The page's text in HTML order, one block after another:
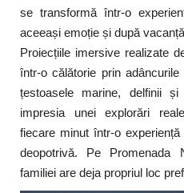
se transformă într-o
aceeași emoție și după
Proiecțiile imersive realizate
într-o călătorie prin
țestoasele marine, delfinii
impresia unei explorări
fiecare minut într-o
deopotrivă. Pe Promenada
familiei are deja propriul loc